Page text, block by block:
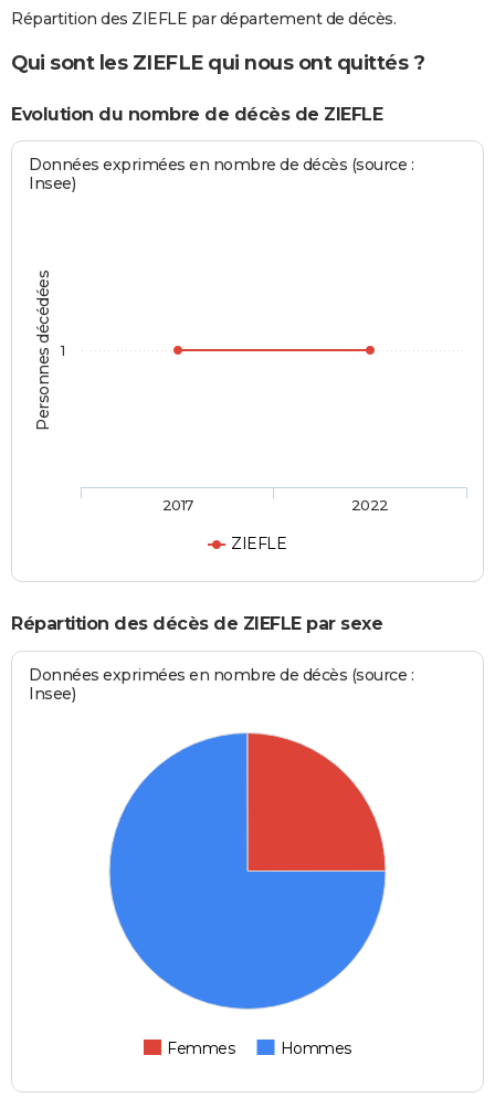
Répartition des ZIEFLE par département de décès.
Qui sont les ZIEFLE qui nous ont quittés ?
Evolution du nombre de décès de ZIEFLE
Personnes décédées
Données exprimées en nombre de décès (source :
Insee)
ZIEFLE
2017 2022
1
Répartition des décès de ZIEFLE par sexe
Données exprimées en nombre de décès (source :
Insee)
Femmes Hommes